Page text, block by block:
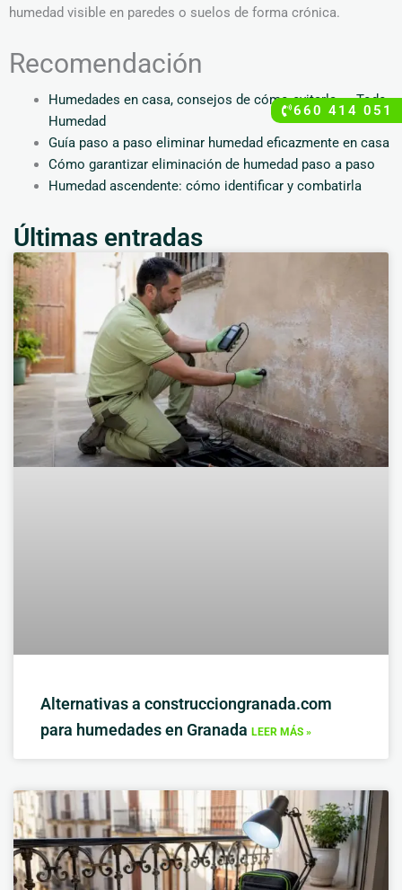
humedad visible en paredes o suelos de forma crónica.
Recomendación
Humedades en casa, consejos de cómo evitarla. – Todo
Humedad
Guía paso a paso eliminar humedad eficazmente en casa
Cómo garantizar eliminación de humedad paso a paso
Humedad ascendente: cómo identificar y combatirla
Últimas entradas
Alternativas a construcciongranada.com
para humedades en Granada LEER MÁS »
660 414 051